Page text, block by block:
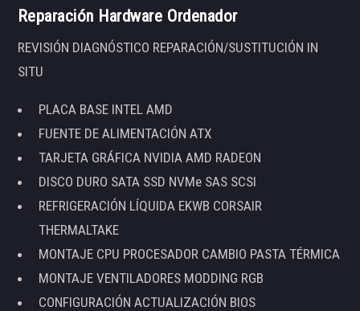
Reparación Hardware Ordenador
REVISIÓN DIAGNÓSTICO REPARACIÓN/SUSTITUCIÓN IN
SITU
PLACA BASE INTEL AMD
FUENTE DE ALIMENTACIÓN ATX
TARJETA GRÁFICA NVIDIA AMD RADEON
DISCO DURO SATA SSD NVMe SAS SCSI
REFRIGERACIÓN LÍQUIDA EKWB CORSAIR
THERMALTAKE
MONTAJE CPU PROCESADOR CAMBIO PASTA TÉRMICA
MONTAJE VENTILADORES MODDING RGB
CONFIGURACIÓN ACTUALIZACIÓN BIOS